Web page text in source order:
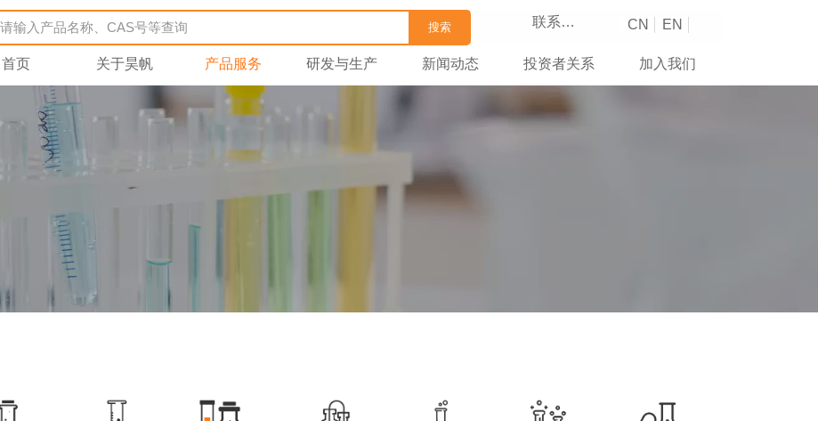
搜索 联系我们 CN EN
首页 关于昊帆 产品服务 研发与生产 新闻动态 投资者关系 加入我们